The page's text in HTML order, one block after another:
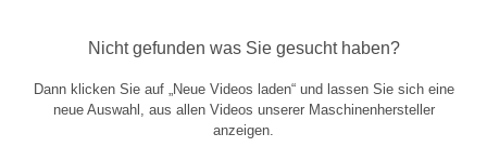
Nicht gefunden was Sie gesucht haben?
Dann klicken Sie auf „Neue Videos laden“ und lassen Sie sich eine
neue Auswahl, aus allen Videos unserer Maschinenhersteller
anzeigen.